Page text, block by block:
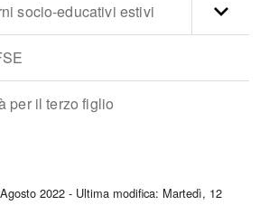
socio-educativi estivi
per il terzo figlio
2022 - Ultima modifica: Martedì, 12